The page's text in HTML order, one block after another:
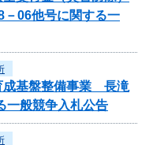
－06他号に関する一
成基盤整備事業 長滝
般競争入札公告